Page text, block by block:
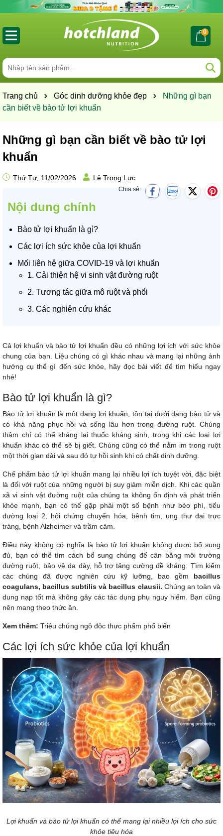
0
Trang chủ Góc dinh dưỡng khỏe đẹp
Những gì bạn
cần biết về bào tử lợi khuẩn
Những gì bạn cần biết về bào tử lợi
khuẩn
Thứ Tư, 11/02/2026 Lê Trọng Lực
Chia sẻ:
Nội dung chính
Bào tử lợi khuẩn là gì?
Các lợi ích sức khỏe của lợi khuẩn
Mối liên hệ giữa COVID-19 và lợi khuẩn
1. Cải thiện hệ vi sinh vật đường ruột
2. Tương tác giữa mô ruột và phổi
3. Các nghiên cứu khác
Cả lợi khuẩn và bào tử lợi khuẩn đều có những lợi ích với sức khỏe
chung của bạn. Liệu chúng có gì khác nhau và mang lại những ảnh
hưởng cụ thể gì đến sức khỏe, hãy đọc bài viết để tìm hiểu ngay
nhé!
Bào tử lợi khuẩn là gì?
Bào tử lợi khuẩn là một dạng lợi khuẩn, tồn tại dưới dạng bào tử và
có khả năng phục hồi và sống lâu hơn trong đường ruột. Chúng
thậm chí có thể kháng lại thuốc kháng sinh, trong khi các loại lợi
khuẩn khác có thể sẽ bị giết. Chúng cũng có thể nằm im trong ruột
một thời gian dài và sau đó tự hồi sinh khi có chất dinh dưỡng.
Chế phẩm bào tử lợi khuẩn mang lại nhiều lợi ích tuyệt vời, đặc biệt
là đối với ruột của những người bị suy giảm miễn dịch. Khi các quần
xã vi sinh vật đường ruột của chúng ta không ổn định và phát triển
khỏe mạnh, bạn có thể gặp phải một số bệnh như béo phì, tiểu
đường loại 2, hội chứng chuyển hóa, bệnh tim, ung thư đại trực
tràng, bệnh Alzheimer và trầm cảm.
Điều này không có nghĩa là bào tử lợi khuẩn không được bổ sung
đủ, bạn có thể tìm cách bổ sung chúng để cân bằng môi trường
đường ruột, bảo vệ da dày, hỗ trợtăng cường đề kháng . Tìm kiếm
các chủng đã được nghiên cứu kỹ lưỡng, bao gồm bacillus
coagulans, bacillus subtilis và bacillus clausii. Chúng an toàn và
dung nạp tốt mà không gây các tác dụng phụ nguy hiểm. Bạn cũng
nên mang theo thức ăn.
Xem thêm: Triệu chứng ngộ độc thực phẩm phổ biến
Các lợi ích sức khỏe của lợi khuẩn
Lợi khuẩn và bào tử lợi khuẩn có thể mang lại nhiều lợi ích cho sức
khỏe tiêu hóa